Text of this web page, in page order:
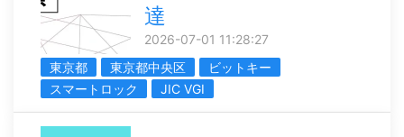
達
2026-07-01 11:28:27
東京都
東京都中央区
ビットキー
スマートロック
JIC VGI